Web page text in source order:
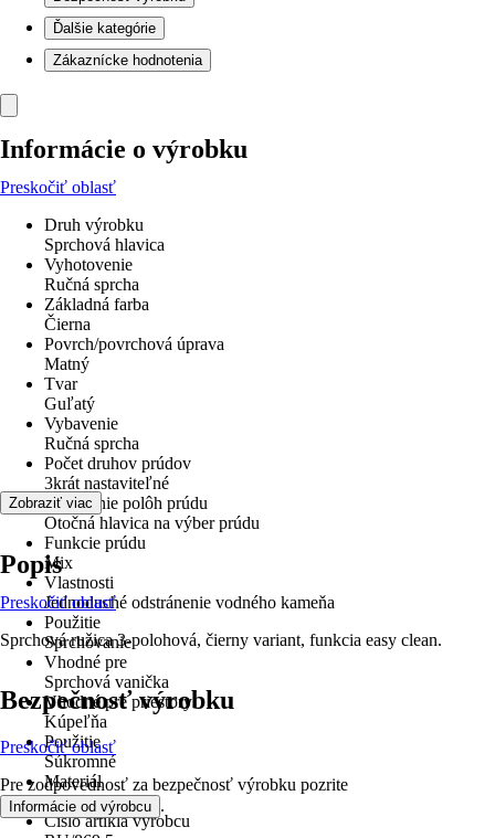
Ďalšie kategórie
Zákaznícke hodnotenia
Informácie o výrobku
Preskočiť oblasť
Druh výrobku
Sprchová hlavica
Vyhotovenie
Ručná sprcha
Základná farba
Čierna
Povrch/povrchová úprava
Matný
Tvar
Guľatý
Vybavenie
Ručná sprcha
Počet druhov prúdov
3krát nastaviteľné
Prepínanie polôh prúdu
Otočná hlavica na výber prúdu
Funkcie prúdu
Mix
Vlastnosti
Jednoduché odstránenie vodného kameňa
Použitie
Sprchovanie
Vhodné pre
Sprchová vanička
Vhodné pre priestory
Kúpeľňa
Použitie
Súkromné
Materiál
Plast
Číslo artikla výrobcu
Zobraziť viac
Popis
Preskočiť oblasť
Sprchová ružica 3-polohová, čierny variant, funkcia easy clean.
Bezpečnosť výrobku
Preskočiť oblasť
Pre zodpovednosť za bezpečnosť výrobku pozrite
Informácie od výrobcu .